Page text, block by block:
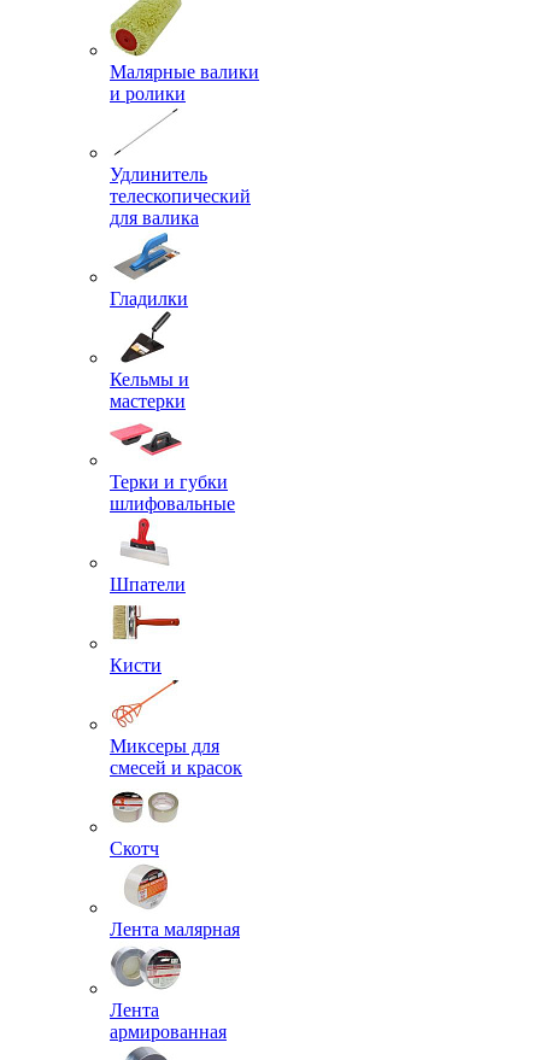
Малярные валики
и ролики
Удлинитель
телескопический
для валика
Гладилки
Кельмы и
мастерки
Терки и губки
шлифовальные
Шпатели
Кисти
Миксеры для
смесей и красок
Скотч
Лента малярная
Лента
армированная